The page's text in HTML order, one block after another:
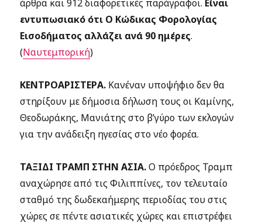
άρθρα και 912 διαφορετικές παράγραφοι. Είναι
εντυπωσιακό ότι Ο Κώδικας Φορολογίας
Εισοδήματος αλλάζει ανά 90 ημέρες.
(Ναυτεμπορική)
ΚΕΝΤΡΟΑΡΙΣΤΕΡΑ. Κανέναν υποψήφιο δεν θα
στηρίξουν με δήμοσια δήλωση τους οι Καμίνης,
Θεοδωράκης, Μανιάτης στο β’γύρο των εκλογών
για την ανάδειξη ηγεσίας στο νέο φορέα.
ΤΑΞΙΔΙ ΤΡΑΜΠ ΣΤΗΝ ΑΣΙΑ.Ο πρόεδρος Τραμπ
αναχώρησε από τις Φιλιππίνες, τον τελευταίο
σταθμό της δωδεκαήμερης περιοδίας του στις
χώρες σε πέντε ασιατικές χώρες και επιστρέφει